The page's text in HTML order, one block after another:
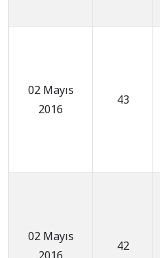
02 Mayıs
2016
43
02 Mayıs
42